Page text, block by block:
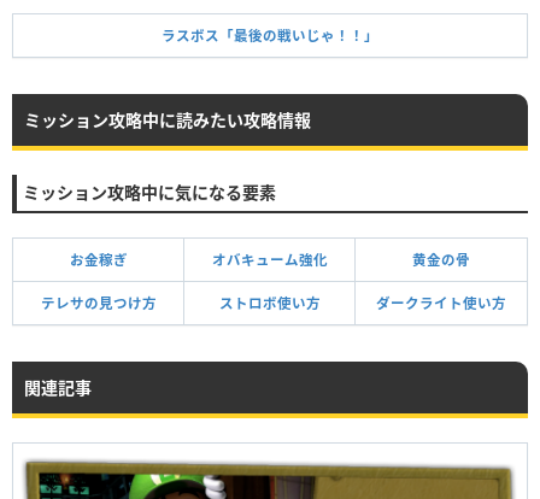
ラスボス「最後の戦いじゃ！！」
ミッション攻略中に読みたい攻略情報
ミッション攻略中に気になる要素
お金稼ぎ オバキューム強化 黄金の骨
テレサの見つけ方 ストロボ使い方 ダークライト使い方
関連記事